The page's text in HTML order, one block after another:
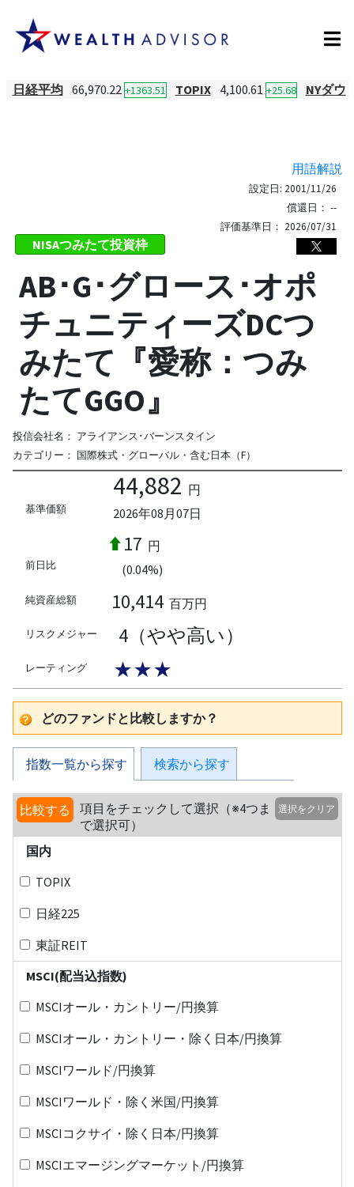
日経平均 66,970.22 +1363.51 TOPIX 4,100.61 +25.68 NYダウ
用語解説
NISAつみたて投資枠
設定日: 2001/11/26
償還日： --
評価基準日： 2026/07/31
AB･G･グロース･オポ
チュニティーズDCつ
みたて『愛称：つみ
たてGGO』
投信会社名： アライアンス･バーンスタイン
カテゴリー： 国際株式・グローバル・含む日本（F）
基準価額
44,882 円
2026年08月07日
前日比
17 円
(0.04%)
純資産総額 10,414 百万円
リスクメジャー 4（やや高い）
レーティング ★★★
どのファンドと比較しますか？
指数一覧から探す 検索から探す
比較する
項目をチェックして選択（※4つま
で選択可）
選択をクリア
国内
TOPIX
日経225
東証REIT
MSCI(配当込指数)
MSCIオール・カントリー/円換算
MSCIオール・カントリー・除く日本/円換算
MSCIワールド/円換算
MSCIワールド・除く米国/円換算
MSCIコクサイ・除く日本/円換算
MSCIエマージングマーケット/円換算